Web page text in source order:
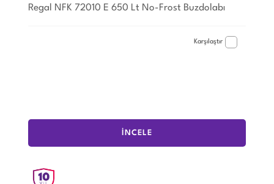
Regal NFK 72010 E 650 Lt No-Frost Buzdolabı
Karşılaştır
İNCELE